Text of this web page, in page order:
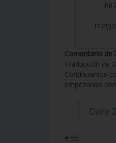
אֶת
הָיָה לוֹ
Comentario de
Traducción de
Continuamos
empezando
Daily
# 55